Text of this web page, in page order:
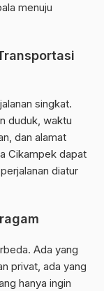
menuju
singkat.
duduk, waktu
dan alamat
Cikampek dapat
diatur
Ada yang
privat, ada yang
hanya ingin